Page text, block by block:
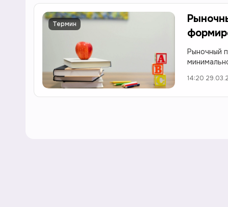
Термин
Рыночный
14:20